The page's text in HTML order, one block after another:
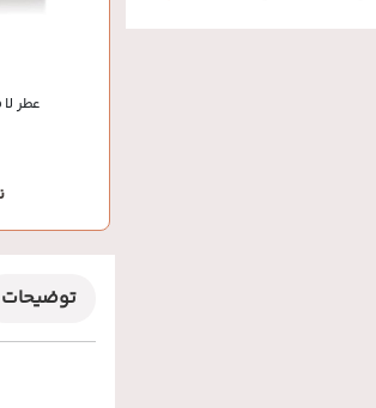
عطر
توضیحات